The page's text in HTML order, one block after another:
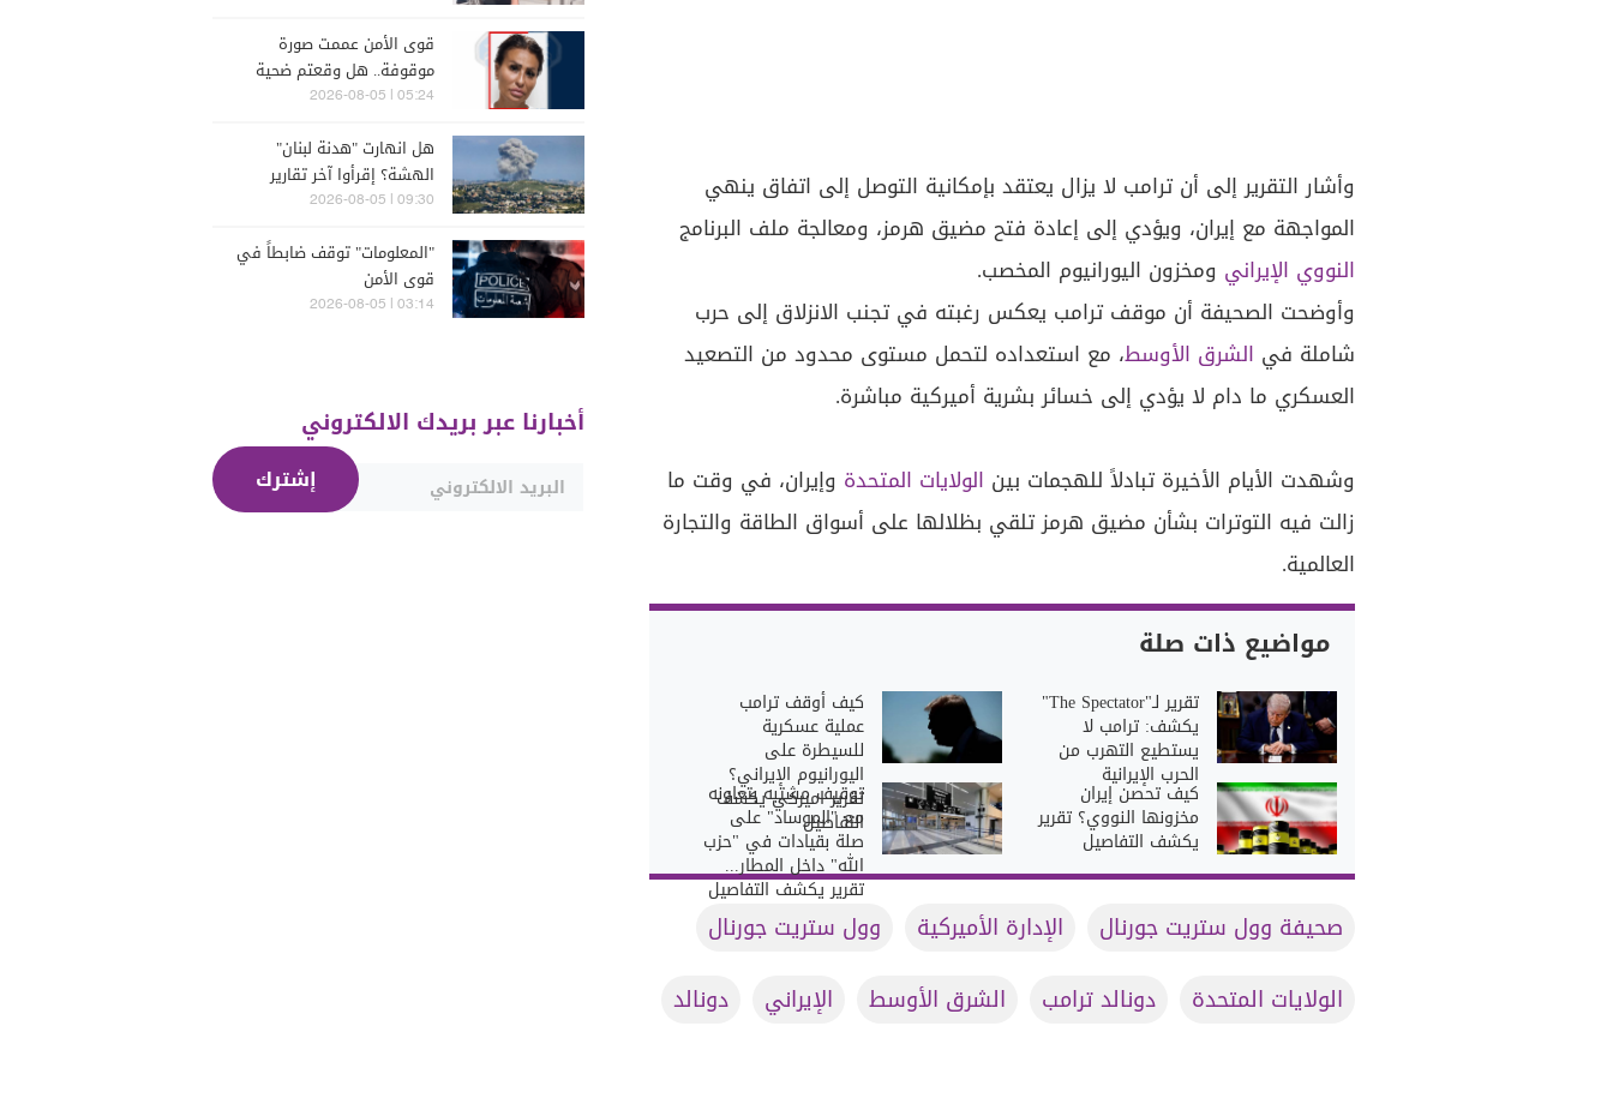
وأشار التقرير إلى أن ترامب لا يزال يعتقد بإمكانية التوصل إلى اتفاق ينهي
المواجهة مع إيران، ويؤدي إلى إعادة فتح مضيق هرمز، ومعالجة ملف البرنامج
النووي الإيراني ومخزون اليورانيوم المخصب.
وأوضحت الصحيفة أن موقف ترامب يعكس رغبته في تجنب الانزلاق إلى حرب
شاملة في الشرق الأوسط، مع استعداده لتحمل مستوى محدود من التصعيد
العسكري ما دام لا يؤدي إلى خسائر بشرية أميركية مباشرة.
وشهدت الأيام الأخيرة تبادلاً للهجمات بين الولايات المتحدة وإيران، في وقت ما
زالت فيه التوترات بشأن مضيق هرمز تلقي بظلالها على أسواق الطاقة والتجارة
العالمية.
مواضيع ذات صلة
تقرير لـ"The Spectator"
يكشف: ترامب لا
يستطيع التهرب من
الحرب الإيرانية
كيف أوقف ترامب
عملية عسكرية
للسيطرة على
اليورانيوم الإيراني؟
تقرير اميركي يكشف
التفاصيل
كيف تحصن إيران
مخزونها النووي؟ تقرير
يكشف التفاصيل
توقيف مشتبه بتعاونه
مع "الموساد" على
صلة بقيادات في "حزب
الله" داخل المطار...
تقرير يكشف التفاصيل
صحيفة وول ستريت جورنال الإدارة الأميركية
وول ستريت جورنال
الولايات المتحدة
دونالد ترامب الشرق الأوسط الإيراني دونالد
قوى الأمن عممت صورة
موقوفة.. هل وقعتم ضحية
أعمالها؟
05:24 | 2026-08-05
هل انهارت "هدنة لبنان"
الهشة؟ إقرأوا آخر تقارير
إسرائيلية
09:30 | 2026-08-05
"المعلومات" توقف ضابطاً في
قوى الأمن
03:14 | 2026-08-05
أخبارنا عبر بريدك الالكتروني
إشترك